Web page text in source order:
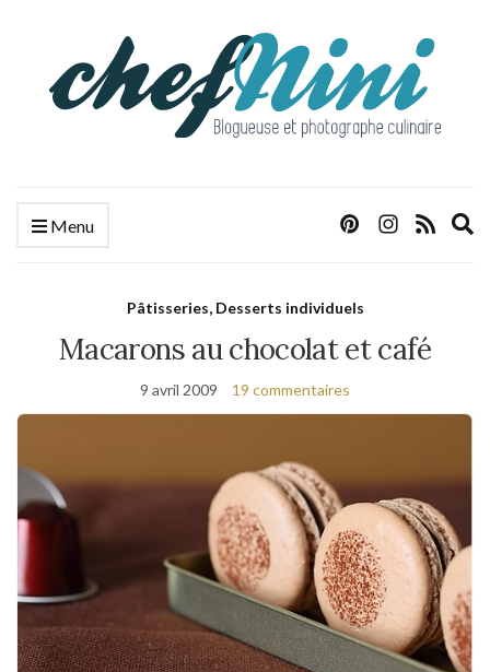
Menu
Pâtisseries, Desserts individuels
Macarons au chocolat et café
9 avril 2009 19 commentaires